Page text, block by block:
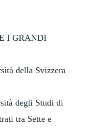
I GRANDI
della Svizzera
degli Studi di
tra Sette e